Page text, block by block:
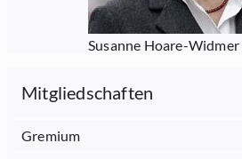
Susanne Hoare-Widmer
Mitgliedschaften
Gremium